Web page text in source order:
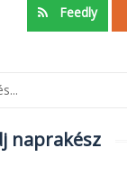
Feedly
naprakész